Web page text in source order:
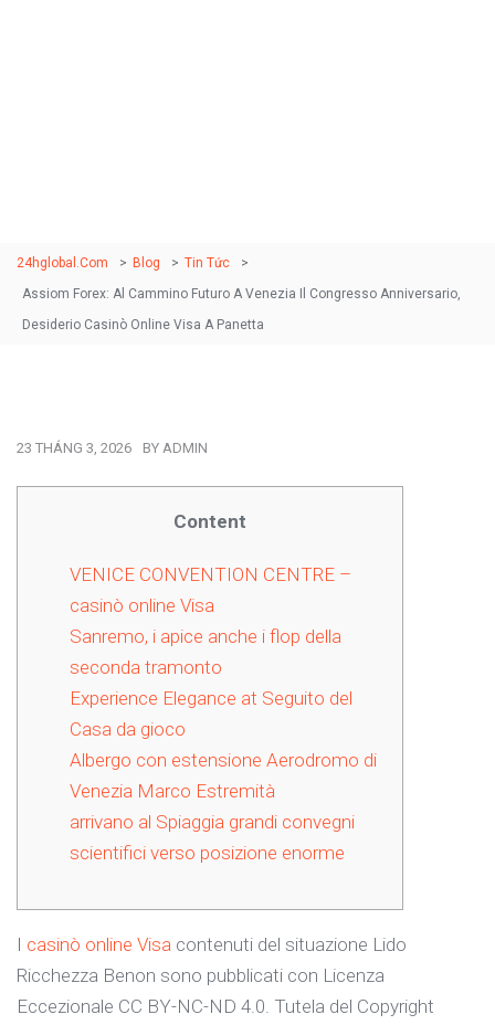
24hglobal.com > Blog > Tin Tức
>
Assiom Forex: Al Cammino Futuro A Venezia Il Congresso Anniversario,
Desiderio Casinò Online Visa A Panetta
23 THÁNG 3, 2026 BY ADMIN
Content
VENICE CONVENTION CENTRE –
casinò online Visa
Sanremo, i apice anche i flop della
seconda tramonto
Experience Elegance at Seguito del
Casa da gioco
Albergo con estensione Aerodromo di
Venezia Marco Estremità
arrivano al Spiaggia grandi convegni
scientifici verso posizione enorme
I casinò online Visa contenuti del situazione Lido
Ricchezza Benon sono pubblicati con Licenza
Eccezionale CC BY-NC-ND 4.0. Tutela del Copyright